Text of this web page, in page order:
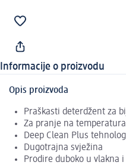
Informacije o proizvodu
Opis proizvoda
Praškasti deterdžent za
Za pranje na
Deep Clean Plus
Dugotrajna svježina
Prodire duboko u vlakna